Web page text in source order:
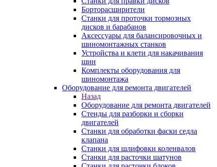
Борторасширители
Станки для проточки тормозных
дисков и барабанов
Аксессуары для балансировочных и
шиномонтажных станков
Устройства и клети для накачивания
шин
Комплекты оборудования для
шиномонтажа
Оборудование для ремонта двигателей
Назад
Оборудование для ремонта двигателей
Стенды для разборки и сборки
двигателей
Станки для обработки фаски седла
клапана
Станки для шлифовки коленвалов
Станки для расточки шатунов